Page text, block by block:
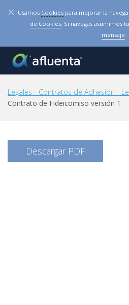
× Usamos Cookies para mejorar la
de Cookies. Si navegas asumimos
mensaje.
Legales - Contratos de Adhesión -
Contrato de Fideicomiso versión 1
Descargar PDF